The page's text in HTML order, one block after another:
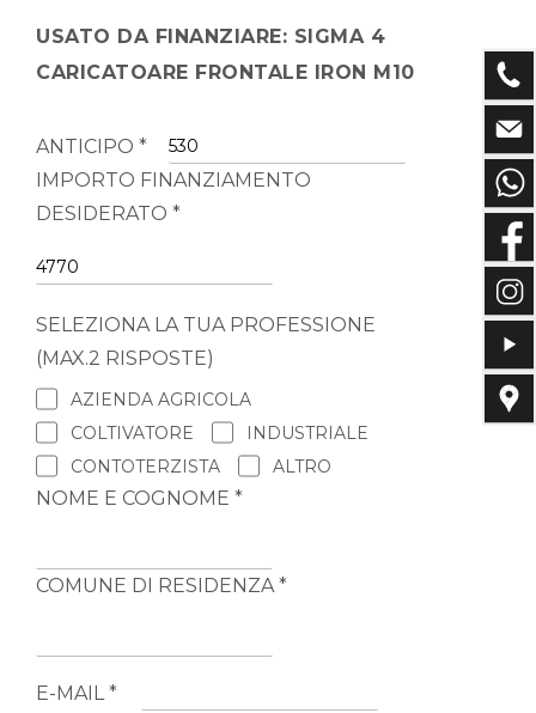
USATO DA FINANZIARE: SIGMA 4
CARICATOARE FRONTALE IRON M10
ANTICIPO *
IMPORTO FINANZIAMENTO
DESIDERATO *
SELEZIONA LA TUA PROFESSIONE
(MAX.2 RISPOSTE)
AZIENDA AGRICOLA
COLTIVATORE
INDUSTRIALE
CONTOTERZISTA
ALTRO
NOME E COGNOME *
COMUNE DI RESIDENZA *
E-MAIL *